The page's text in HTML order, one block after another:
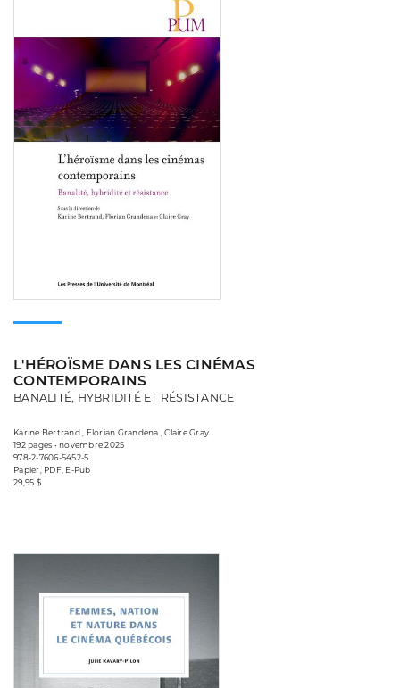
L'HÉROÏSME DANS LES CINÉMAS
CONTEMPORAINS
BANALITÉ, HYBRIDITÉ ET RÉSISTANCE
Karine Bertrand , Florian Grandena , Claire Gray
192 pages • novembre 2025
978-2-7606-5452-5
Papier, PDF, E-Pub
29,95 $